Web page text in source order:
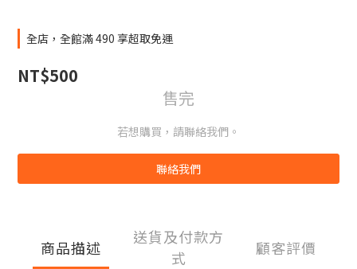
全店，全館滿 490 享超取免運
NT$500
售完
若想購買，請聯絡我們。
聯絡我們
商品描述
送貨及付款方
式
顧客評價